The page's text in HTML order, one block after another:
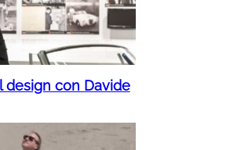
design con Davide